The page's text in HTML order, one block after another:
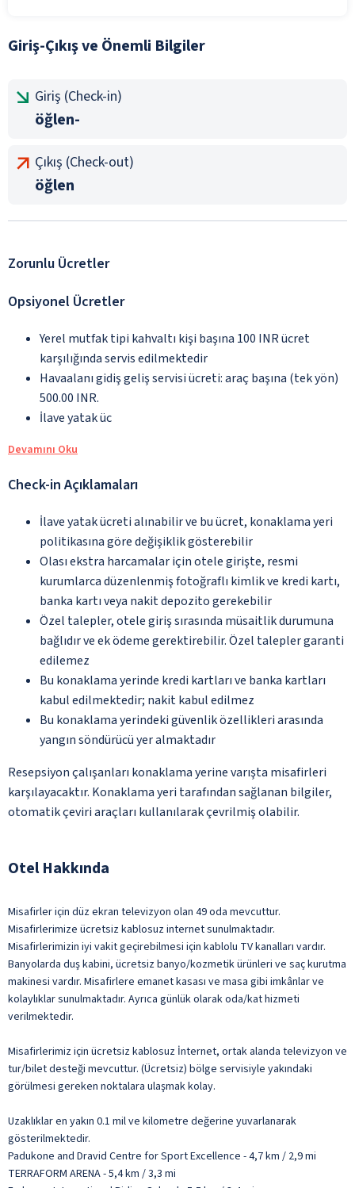
Giriş-Çıkış ve Önemli Bilgiler
Giriş (Check-in)
öğlen-
Çıkış (Check-out)
öğlen
Zorunlu Ücretler
Opsiyonel Ücretler
Yerel mutfak tipi kahvaltı kişi başına 100 INR ücret
karşılığında servis edilmektedir
Havaalanı gidiş geliş servisi ücreti: araç başına (tek yön)
500.00 INR.
İlave yatak üc
Devamını Oku
Check-in Açıklamaları
İlave yatak ücreti alınabilir ve bu ücret, konaklama yeri
politikasına göre değişiklik gösterebilir
Olası ekstra harcamalar için otele girişte, resmi
kurumlarca düzenlenmiş fotoğraflı kimlik ve kredi kartı,
banka kartı veya nakit depozito gerekebilir
Özel talepler, otele giriş sırasında müsaitlik durumuna
bağlıdır ve ek ödeme gerektirebilir. Özel talepler garanti
edilemez
Bu konaklama yerinde kredi kartları ve banka kartları
kabul edilmektedir; nakit kabul edilmez
Bu konaklama yerindeki güvenlik özellikleri arasında
yangın söndürücü yer almaktadır
Resepsiyon çalışanları konaklama yerine varışta misafirleri
karşılayacaktır. Konaklama yeri tarafından sağlanan bilgiler,
otomatik çeviri araçları kullanılarak çevrilmiş olabilir.
Otel Hakkında
Misafirler için düz ekran televizyon olan 49 oda mevcuttur.
Misafirlerimize ücretsiz kablosuz internet sunulmaktadır.
Misafirlerimizin iyi vakit geçirebilmesi için kablolu TV kanalları vardır.
Banyolarda duş kabini, ücretsiz banyo/kozmetik ürünleri ve saç kurutma
makinesi vardır. Misafirlere emanet kasası ve masa gibi imkânlar ve
kolaylıklar sunulmaktadır. Ayrıca günlük olarak oda/kat hizmeti
verilmektedir.
Misafirlerimiz için ücretsiz kablosuz İnternet, ortak alanda televizyon ve
tur/bilet desteği mevcuttur. (Ücretsiz) bölge servisiyle yakındaki
görülmesi gereken noktalara ulaşmak kolay.
Uzaklıklar en yakın 0.1 mil ve kilometre değerine yuvarlanarak
gösterilmektedir.
Padukone and Dravid Centre for Sport Excellence - 4,7 km / 2,9 mi
TERRAFORM ARENA - 5,4 km / 3,3 mi